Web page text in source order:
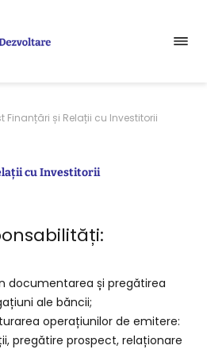
Finanțări și Relații cu Investitorii
cu Investitorii
documentarea și pregătirea
ale băncii;
operațiunilor de emitere:
pregătire prospect, relaționare